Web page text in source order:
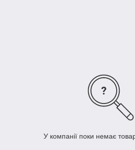
У компанії поки немає